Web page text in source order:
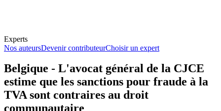
Experts
Nos auteursDevenir contributeurChoisir un expert
En savoir plus sur la fiscalité
Belgique - L'avocat général de la CJCE
estime que les sanctions pour fraude à la
TVA sont contraires au droit
communautaire